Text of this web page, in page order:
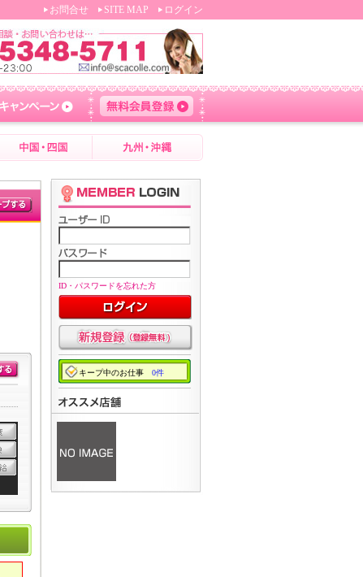
お問合せ SITE MAP ログイン
ID・パスワードを忘れた方
キープ中のお仕事 0件